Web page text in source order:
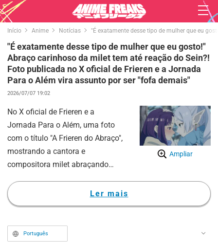
Início Anime Notícias "É exatamente desse tipo de mulher que eu
"É exatamente desse tipo de mulher que eu gosto!"
Abraço carinhoso da milet tem até reação do Sein?!
Foto publicada no X oficial de Frieren e a Jornada
Para o Além vira assunto por ser "fofa demais"
2026/07/07 19:02
Ampliar
No X oficial de Frieren e a
Jornada Para o Além, uma foto
com o título "A Frieren do Abraço",
mostrando a cantora e
compositora milet abraçando
publicada e está dando o que
falar.
Ler mais
Português